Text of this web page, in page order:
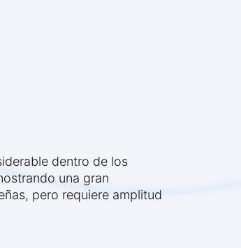
dentro de los
una gran
pero requiere amplitud